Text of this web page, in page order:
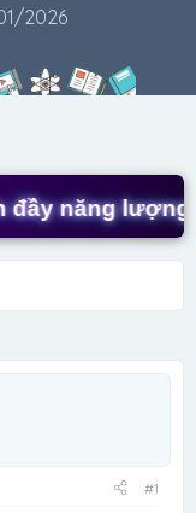
2026
năng lượng! ✨
#1